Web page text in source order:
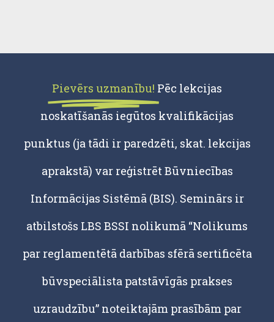
Pievērs uzmanību! Pēc lekcijas
noskatīšanās iegūtos kvalifikācijas
punktus (ja tādi ir paredzēti, skat. lekcijas
aprakstā) var reģistrēt Būvniecības
Informācijas Sistēmā (BIS). Seminārs ir
atbilstošs LBS BSSI nolikumā “Nolikums
par reglamentētā darbības sfērā sertificēta
būvspeciālista patstāvīgās prakses
uzraudzību” noteiktajām prasībām par